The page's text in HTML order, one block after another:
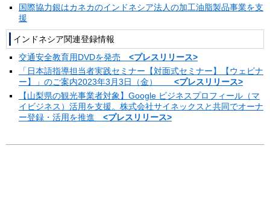
国際協力銀はカネカのインドネシア法人の加工油脂製品事業を支
援
インドネシア関連登録情報
交通安全教育用DVDを発売 <プレスリリース>
「日本語指導担当者実践セミナー【対面式セミナー】【ウェビナ
ー】」のご案内2023年3月3日（金） <プレスリリース>
【山梨県の観光事業者対象】Google ビジネスプロフィール（マ
イビジネス）活用を支援。株式会社サイネックスと共同でオーナ
ー登録・活用を推進 <プレスリリース>